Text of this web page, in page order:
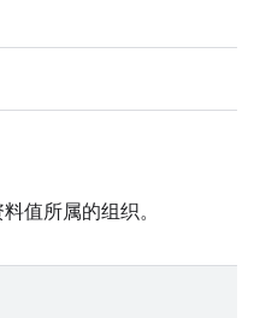
值所属的组织。